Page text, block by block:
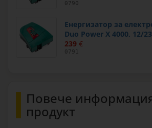
0790
Енергизатор за
Duo Power X 4000, 12/
239 €
0791
Повече
продукт